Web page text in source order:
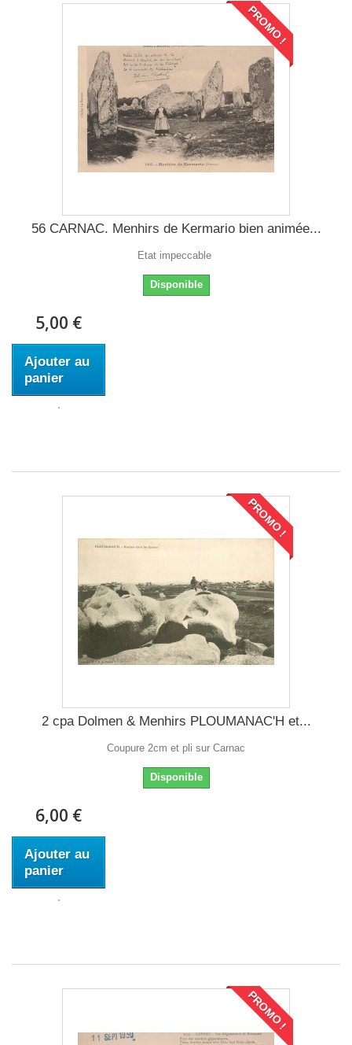
PROMO !
56 CARNAC. Menhirs de Kermario bien animée...
Etat impeccable
Disponible
5,00 €
Ajouter au
panier
PROMO !
2 cpa Dolmen & Menhirs PLOUMANAC'H et...
Coupure 2cm et pli sur Carnac
Disponible
6,00 €
Ajouter au
panier
PROMO !